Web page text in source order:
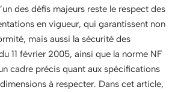
des défis majeurs reste le respect des
en vigueur, qui garantissent non
mais aussi la sécurité des
11 février 2005, ainsi que la norme NF
cadre précis quant aux spécifications
à respecter. Dans cet article,